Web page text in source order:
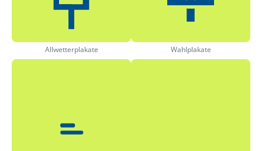
Allwetterplakate Wahlplakate